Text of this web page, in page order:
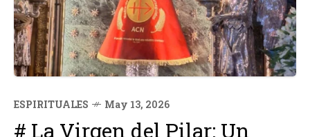
ESPIRITUALES May 13, 2026
# La Virgen del Pilar: Un